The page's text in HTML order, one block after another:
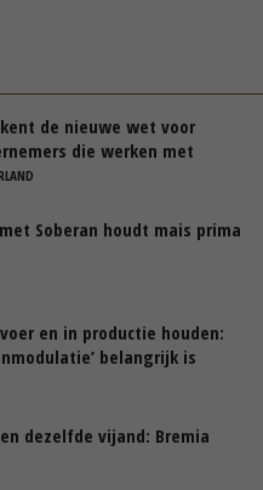
de nieuwe wet voor
die werken met
Soberan houdt mais prima
en in productie houden:
belangrijk is
dezelfde vijand: Bremia